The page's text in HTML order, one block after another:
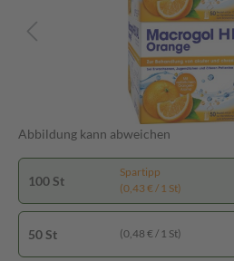
Abbildung kann abweichen
100 St
Spartipp
(0,43 € / 1 St)
50 St (0,48 € / 1 St)